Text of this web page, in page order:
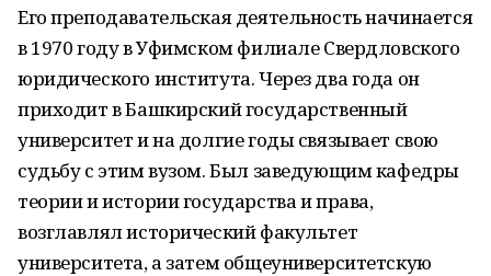
Его преподавательская деятельность начинается
в 1970 году в Уфимском филиале Свердловского
юридического института. Через два года он
приходит в Башкирский государственный
университет и на долгие годы связывает свою
судьбу с этим вузом. Был заведующим кафедры
теории и истории государства и права,
возглавлял исторический факультет
университета, а затем общеуниверситетскую